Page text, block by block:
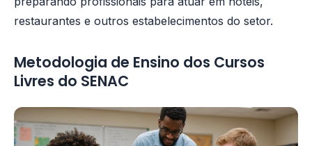
restaurantes e outros estabelecimentos do setor.
Metodologia de Ensino dos Cursos
Livres do SENAC